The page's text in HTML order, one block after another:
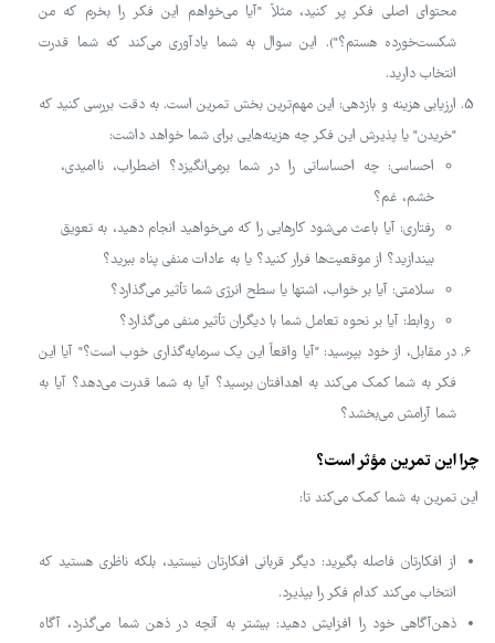
محتوای اصلی فکر پر کنید، مثلاً "آیا می‌خواهم این فکر را بخرم که من
شکست‌خورده هستم؟"). این سوال به شما یادآوری می‌کند که شما قدرت
انتخاب دارید.
ارزیابی هزینه و بازدهی: این مهم‌ترین بخش تمرین است. به دقت بررسی کنید که
"خریدن" یا پذیرش این فکر چه هزینه‌هایی برای شما خواهد داشت:
احساسی: چه احساساتی را در شما برمی‌انگیزد؟ اضطراب، ناامیدی،
خشم، غم؟
رفتاری: آیا باعث می‌شود کارهایی را که می‌خواهید انجام دهید، به تعویق
بیندازید؟ از موقعیت‌ها فرار کنید؟ یا به عادات منفی پناه ببرید؟
سلامتی: آیا بر خواب، اشتها یا سطح انرژی شما تأثیر می‌گذارد؟
روابط: آیا بر نحوه تعامل شما با دیگران تأثیر منفی می‌گذارد؟
در مقابل، از خود بپرسید: "آیا واقعاً این یک سرمایه‌گذاری خوب است؟" آیا این
فکر به شما کمک می‌کند به اهدافتان برسید؟ آیا به شما قدرت می‌دهد؟ آیا به
شما آرامش می‌بخشد؟
چرا این تمرین مؤثر است؟
این تمرین به شما کمک می‌کند تا:
از افکارتان فاصله بگیرید: دیگر قربانی افکارتان نیستید، بلکه ناظری هستید که
انتخاب می‌کند کدام فکر را بپذیرد.
ذهن‌آگاهی خود را افزایش دهید: بیشتر به آنچه در ذهن شما می‌گذرد، آگاه